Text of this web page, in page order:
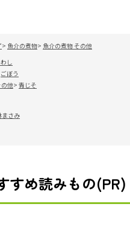
魚介の煮物
魚介の煮物 その他
し
ごぼう
他
青じそ
まさみ
すめ読みもの(PR)